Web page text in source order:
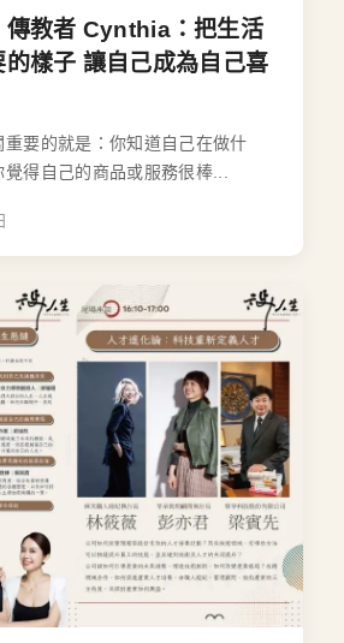
傳教者 Cynthia：把生活
樣子 讓自己成為自己喜
要的就是：你知道自己在做什
得自己的商品或服務很棒...